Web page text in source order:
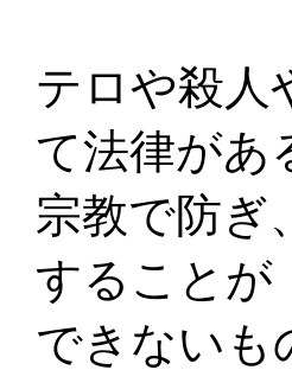
テロや殺人
て法律があ
宗教で防ぎ
することが
できないも